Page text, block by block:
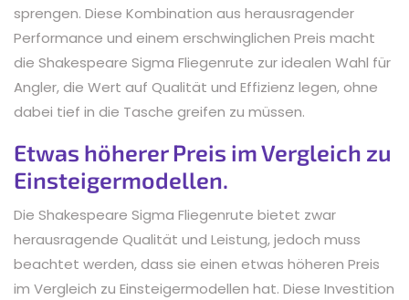
sprengen. Diese Kombination aus herausragender
Performance und einem erschwinglichen Preis macht
die Shakespeare Sigma Fliegenrute zur idealen Wahl für
Angler, die Wert auf Qualität und Effizienz legen, ohne
dabei tief in die Tasche greifen zu müssen.
Etwas höherer Preis im Vergleich zu
Einsteigermodellen.
Die Shakespeare Sigma Fliegenrute bietet zwar
herausragende Qualität und Leistung, jedoch muss
beachtet werden, dass sie einen etwas höheren Preis
im Vergleich zu Einsteigermodellen hat. Diese Investition